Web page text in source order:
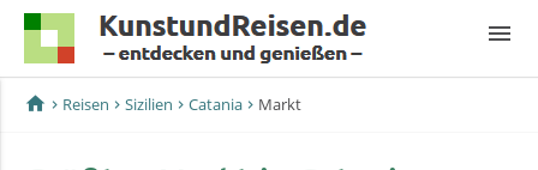
menu
home Reisen Sizilien Catania Markt